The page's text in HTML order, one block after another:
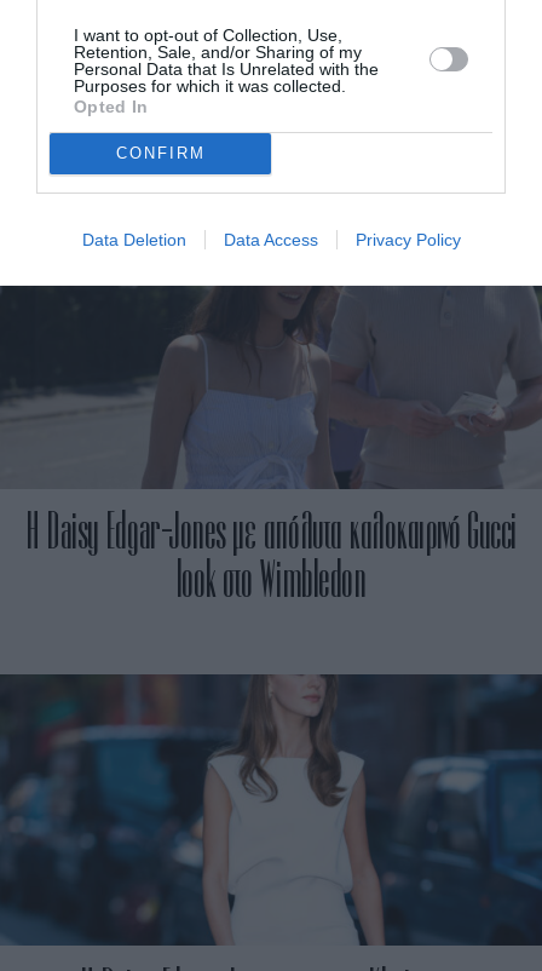
I want to opt-out of Collection, Use,
Retention, Sale, and/or Sharing of my
Personal Data that Is Unrelated with the
Purposes for which it was collected.
Opted In
CONFIRM
Data Deletion Data Access Privacy Policy
H βραδινή εμφάνιση της Daisy Edgar-Jones με
Valentino
Η Daisy Edgar-Jones με απόλυτα καλοκαιρινό Gucci
look στο Wimbledon